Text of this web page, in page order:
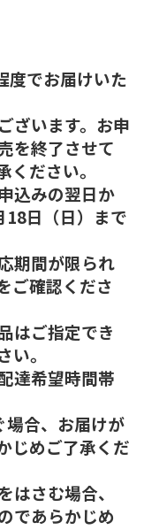
でお届けいた
ざいます。お申
を終了させて
ださい。
込みの翌日か
18日（日）まで
期間が限られ
ご確認くださ
はご指定でき
。
達希望時間帯
合、お届けが
じめご了承くだ
さむ場合、
であらかじめ